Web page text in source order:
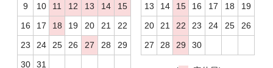
9
10 11 12 13 14
15
16
17 18 19 20 21
22
23
24 25 26 27 28
29
30
31
13
14 15 16 17 18
19
20
21 22 23 24 25
26
27
28 29 30